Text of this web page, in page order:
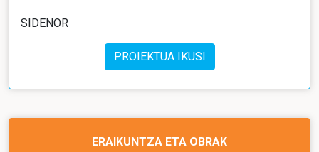
SIDENOR
PROIEKTUA IKUSI
ERAIKUNTZA ETA OBRAK